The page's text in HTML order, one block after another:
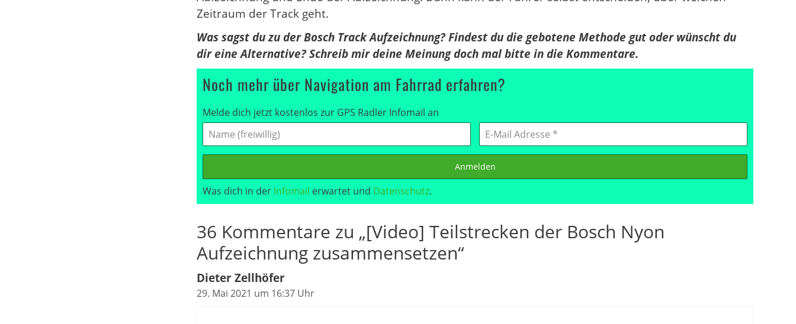
Zeitraum der Track geht.
Was sagst du zu der Bosch Track Aufzeichnung? Findest du die gebotene Methode gut oder wünscht du
dir eine Alternative? Schreib mir deine Meinung doch mal bitte in die Kommentare.
Noch mehr über Navigation am Fahrrad erfahren?
Melde dich jetzt kostenlos zur GPS Radler Infomail an
Anmelden
Was dich in der Infomail erwartet und Datenschutz.
36 Kommentare zu „[Video] Teilstrecken der Bosch Nyon
Aufzeichnung zusammensetzen“
Dieter Zellhöfer
29. Mai 2021 um 16:37 Uhr